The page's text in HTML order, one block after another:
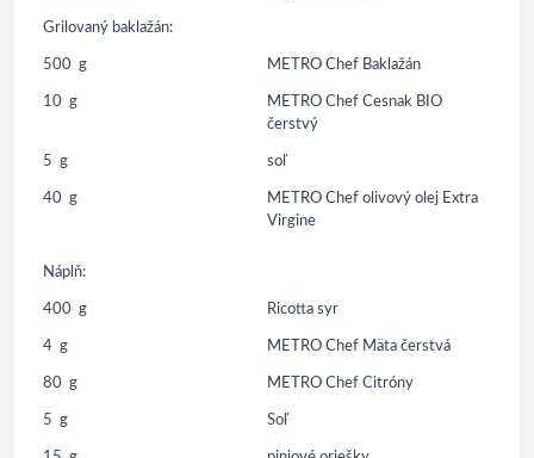
Grilovaný baklažán:
500 g METRO Chef Baklažán
10 g
METRO Chef Cesnak BIO
čerstvý
5 g soľ
40 g
METRO Chef olivový olej Extra
Virgine
Náplň:
400 g Ricotta syr
4 g METRO Chef Mäta čerstvá
80 g METRO Chef Citróny
5 g Soľ